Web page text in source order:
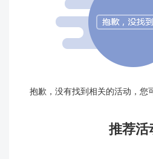
抱歉，没有找到相关的活动，您
推荐活